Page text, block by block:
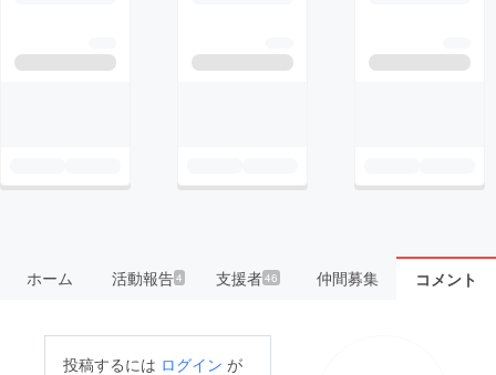
ホーム 活動報告4 支援者46 仲間募集 コメント
投稿するには ログイン が